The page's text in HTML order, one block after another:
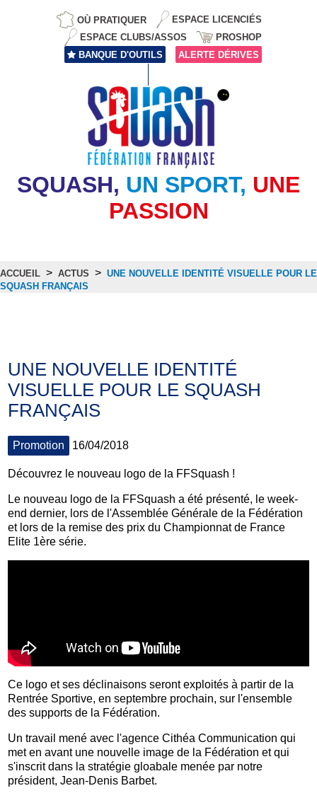
OÙ PRATIQUER
ESPACE LICENCIÉS
ESPACE CLUBS/ASSOS
PROSHOP
BANQUE D'OUTILS
ALERTE DÉRIVES
SQUASH, UN SPORT, UNE
PASSION
ACCUEIL > ACTUS > UNE NOUVELLE IDENTITÉ VISUELLE POUR LE
SQUASH FRANÇAIS
UNE NOUVELLE IDENTITÉ
VISUELLE POUR LE SQUASH
FRANÇAIS
Promotion 16/04/2018
Découvrez le nouveau logo de la FFSquash !
Le nouveau logo de la FFSquash a été présenté, le week-
end dernier, lors de l'Assemblée Générale de la Fédération
et lors de la remise des prix du Championnat de France
Elite 1ère série.
Ce logo et ses déclinaisons seront exploités à partir de la
Rentrée Sportive, en septembre prochain, sur l'ensemble
des supports de la Fédération.
Un travail mené avec l'agence Cithéa Communication qui
met en avant une nouvelle image de la Fédération et qui
s'inscrit dans la stratégie gloabale menée par notre
président, Jean-Denis Barbet.